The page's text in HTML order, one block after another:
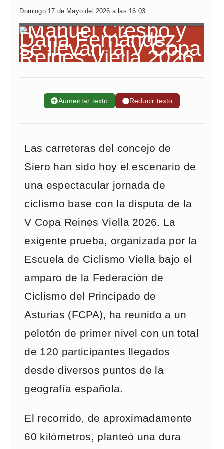
Domingo 17 de Mayo del 2026 a las 16:03
➕Aumentar texto ➖Reducir texto
Las carreteras del concejo de
Siero han sido hoy el escenario de
una espectacular jornada de
ciclismo base con la disputa de la
V Copa Reines Viella 2026. La
exigente prueba, organizada por la
Escuela de Ciclismo Viella bajo el
amparo de la Federación de
Ciclismo del Principado de
Asturias (FCPA), ha reunido a un
pelotón de primer nivel con un total
de 120 participantes llegados
desde diversos puntos de la
geografía española.
El recorrido, de aproximadamente
60 kilómetros, planteó una dura